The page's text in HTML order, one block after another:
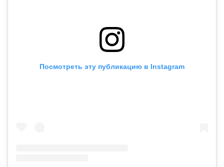
Посмотреть эту публикацию в Instagram